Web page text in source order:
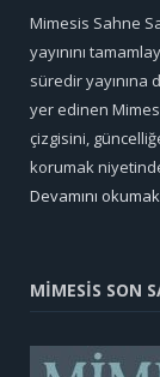
Mimesis Sahne
yayınını
süredir yayınına
yer edinen
çizgisini,
korumak
Devamını okumak
MİMESİS SON